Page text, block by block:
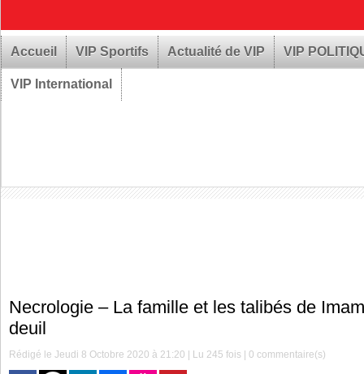
Accueil VIP Sportifs Actualité de VIP VIP
VIP International
Necrologie – La famille et les talibés de
deuil
Rédigé le Jeudi 8 Octobre 2020 à 21:20 | Lu 245 fois |0 commentaire(s)